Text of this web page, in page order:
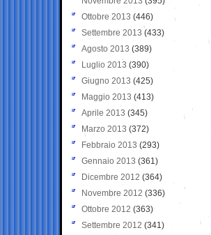
Ottobre 2013 (446)
Settembre 2013 (433)
Agosto 2013 (389)
Luglio 2013 (390)
Giugno 2013 (425)
Maggio 2013 (413)
Aprile 2013 (345)
Marzo 2013 (372)
Febbraio 2013 (293)
Gennaio 2013 (361)
Dicembre 2012 (364)
Novembre 2012 (336)
Ottobre 2012 (363)
Settembre 2012 (341)